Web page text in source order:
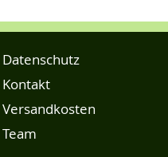
Datenschutz
Kontakt
Versandkosten
Team